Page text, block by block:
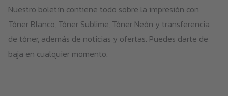
Nuestro boletín contiene todo sobre la impresión con
Tóner Blanco, Tóner Sublime, Tóner Neón y transferencia
de tóner, además de noticias y ofertas. Puedes darte de
baja en cualquier momento.